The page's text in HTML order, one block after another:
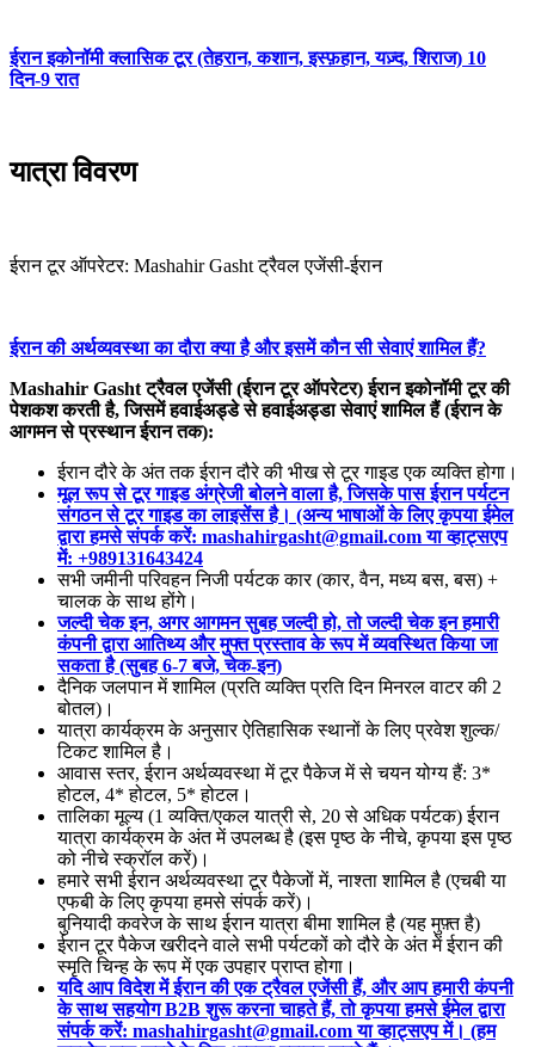
ईरान इकोनॉमी क्लासिक टूर (तेहरान, कशान, इस्फ़हान, यज़्द, शिराज) 10
दिन-9 रात
यात्रा विवरण
ईरान टूर ऑपरेटर: Mashahir Gasht ट्रैवल एजेंसी-ईरान
ईरान की अर्थव्यवस्था का दौरा क्या है और इसमें कौन सी सेवाएं शामिल हैं?
Mashahir Gasht ट्रैवल एजेंसी (ईरान टूर ऑपरेटर) ईरान इकोनॉमी टूर की
पेशकश करती है, जिसमें हवाईअड्डे से हवाईअड्डा सेवाएं शामिल हैं (ईरान के
आगमन से प्रस्थान ईरान तक):
ईरान दौरे के अंत तक ईरान दौरे की भीख से टूर गाइड एक व्यक्ति होगा।
मूल रूप से टूर गाइड अंग्रेजी बोलने वाला है, जिसके पास ईरान पर्यटन
संगठन से टूर गाइड का लाइसेंस है। (अन्य भाषाओं के लिए कृपया ईमेल
द्वारा हमसे संपर्क करें: mashahirgasht@gmail.com या व्हाट्सएप
में: +989131643424
सभी जमीनी परिवहन निजी पर्यटक कार (कार, वैन, मध्य बस, बस) +
चालक के साथ होंगे।
जल्दी चेक इन, अगर आगमन सुबह जल्दी हो, तो जल्दी चेक इन हमारी
कंपनी द्वारा आतिथ्य और मुफ्त प्रस्ताव के रूप में व्यवस्थित किया जा
सकता है (सुबह 6-7 बजे, चेक-इन)
दैनिक जलपान में शामिल (प्रति व्यक्ति प्रति दिन मिनरल वाटर की 2
बोतल)।
यात्रा कार्यक्रम के अनुसार ऐतिहासिक स्थानों के लिए प्रवेश शुल्क/
टिकट शामिल है।
आवास स्तर, ईरान अर्थव्यवस्था में टूर पैकेज में से चयन योग्य हैं: 3*
होटल, 4* होटल, 5* होटल।
तालिका मूल्य (1 व्यक्ति/एकल यात्री से, 20 से अधिक पर्यटक) ईरान
यात्रा कार्यक्रम के अंत में उपलब्ध है (इस पृष्ठ के नीचे, कृपया इस पृष्ठ
को नीचे स्क्रॉल करें)।
हमारे सभी ईरान अर्थव्यवस्था टूर पैकेजों में, नाश्ता शामिल है (एचबी या
एफबी के लिए कृपया हमसे संपर्क करें)।
बुनियादी कवरेज के साथ ईरान यात्रा बीमा शामिल है (यह मुफ़्त है)
ईरान टूर पैकेज खरीदने वाले सभी पर्यटकों को दौरे के अंत में ईरान की
स्मृति चिन्ह के रूप में एक उपहार प्राप्त होगा।
यदि आप विदेश में ईरान की एक ट्रैवल एजेंसी हैं, और आप हमारी कंपनी
के साथ सहयोग B2B शुरू करना चाहते हैं, तो कृपया हमसे ईमेल द्वारा
संपर्क करें: mashahirgasht@gmail.com या व्हाट्सएप में। (हम